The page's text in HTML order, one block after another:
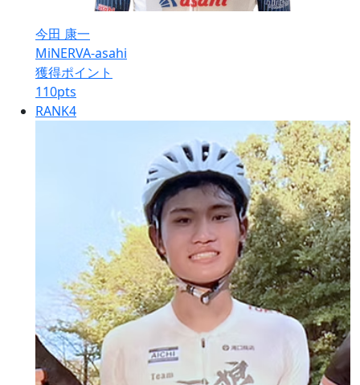
今田 康一
MiNERVA-asahi
獲得ポイント
110pts
RANK4